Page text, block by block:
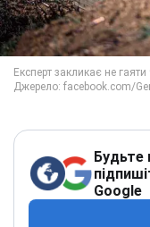
Будьте
Google